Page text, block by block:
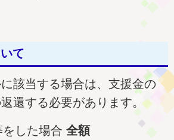
て
該当する場合は、支援金の
還する必要があります。
をした場合全額